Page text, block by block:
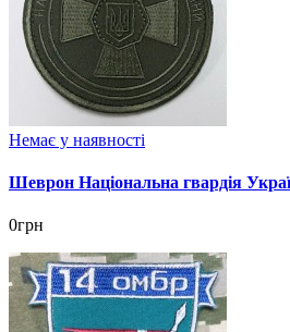
Немає у наявності
Шеврон Національна гвардія
0грн